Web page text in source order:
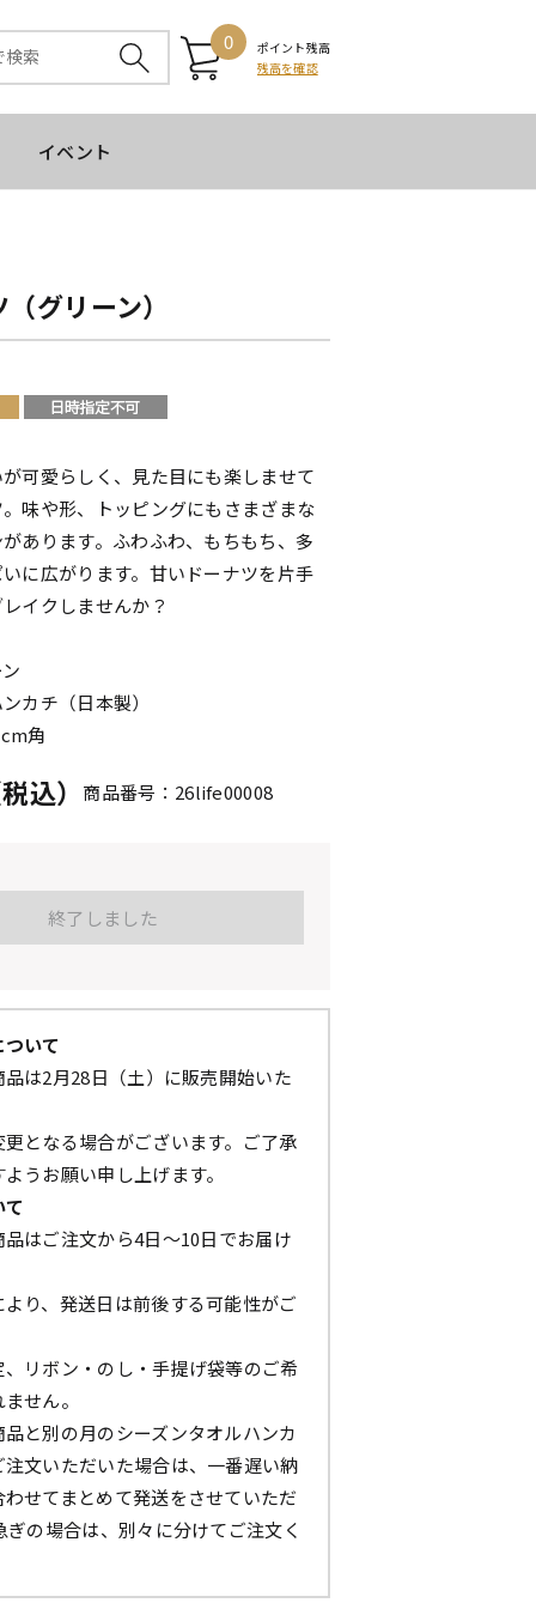
0
ポイント残高
残高を確認
イベント
グリーン）
可愛らしく、見た目にも楽しませて
味や形、トッピングにもさまざまな
あります。ふわふわ、もちもち、多
に広がります。甘いドーナツを片手
イクしませんか？
カチ（日本製）
角
込） 商品番号：26life00008
終了しました
いて
は2月28日（土）に販売開始いた
となる場合がございます。ご了承
うお願い申し上げます。
はご注文から4日～10日でお届け
り、発送日は前後する可能性がご
リボン・のし・手提げ袋等のご希
せん。
と別の月のシーズンタオルハンカ
文いただいた場合は、一番遅い納
せてまとめて発送をさせていただ
ぎの場合は、別々に分けてご注文く